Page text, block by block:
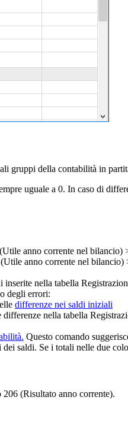
gruppi della contabilità in
uguale a 0. In caso di
anno corrente nel bilancio)
anno corrente nel
nella tabella
degli errori:
differenze nei saldi iniziali
nella tabella
Questo comando
saldi. Se i totali nelle due
(Risultato anno corrente).